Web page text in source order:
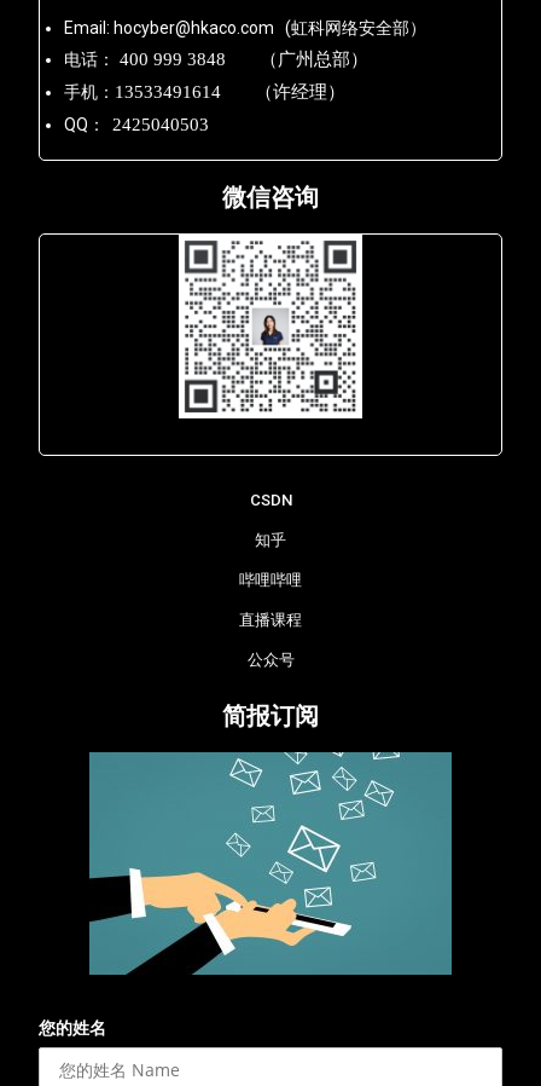
Email: hocyber@hkaco.com (虹科网络安全部）
电话：
400 999 3848 （广州总部）
手机： 13533491614 （许经理）
QQ： 2425040503
微信咨询
CSDN
知乎
哔哩哔哩
直播课程
公众号
简报订阅
您的姓名